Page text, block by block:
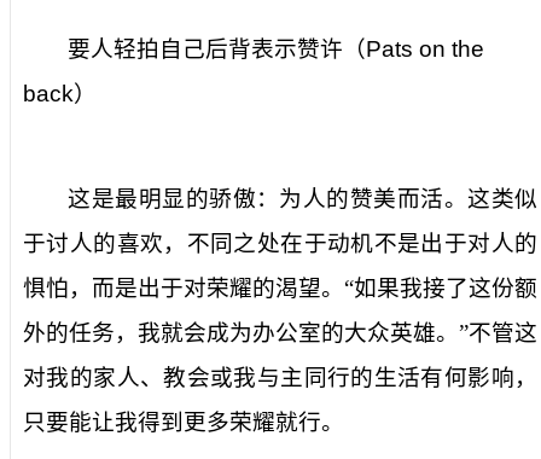
要人轻拍自己后背表示赞许（Pats on the
back）
这是最明显的骄傲：为人的赞美而活。这类似
于讨人的喜欢，不同之处在于动机不是出于对人的
惧怕，而是出于对荣耀的渴望。“如果我接了这份额
外的任务，我就会成为办公室的大众英雄。”不管这
对我的家人、教会或我与主同行的生活有何影响，
只要能让我得到更多荣耀就行。